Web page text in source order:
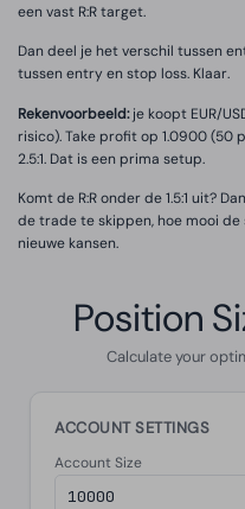
een vast R:R target.
Dan deel je het verschil tussen
tussen entry en stop loss. Klaar.
Rekenvoorbeeld:je koopt EUR/
risico). Take profit op 1.0900 (50
2.5:1. Dat is een prima setup.
Komt de R:R onder de 1.5:1 uit?
de trade te skippen, hoe mooi
nieuwe kansen.
Position
Calculate your
ACCOUNT SETTINGS
Account Size